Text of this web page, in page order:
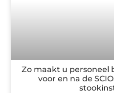
Zo maakt u personeel
voor en na de